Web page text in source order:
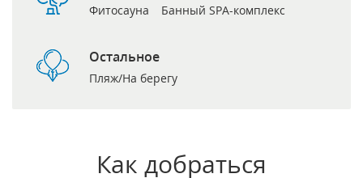
Фитосауна Банный SPA-комплекс
Остальное
Пляж/На берегу
Как добраться